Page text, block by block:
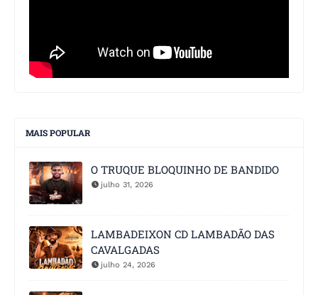
MAIS POPULAR
O TRUQUE BLOQUINHO DE BANDIDO
julho 31, 2026
LAMBADEIXON CD LAMBADÃO DAS
CAVALGADAS
julho 24, 2026